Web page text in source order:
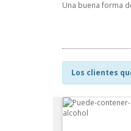
Una buena forma
Los clientes